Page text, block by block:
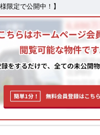
様限定で公開中！】